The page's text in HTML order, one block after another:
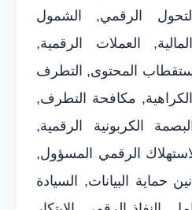
الرقمي, الشمول
العملات الرقمية,
المحتوى, التطرف
مكافحة التطرف,
الكربونية الرقمية,
الاستهلاك الرقمي المسؤول,
حماية البيانات, السيادة